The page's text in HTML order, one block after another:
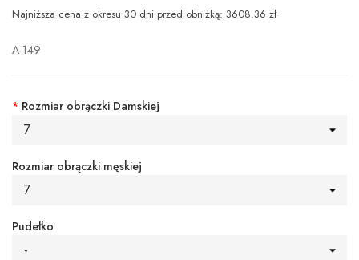
Najniższa cena z okresu 30 dni przed obniżką: 3608.36 zł
A-149
* Rozmiar obrączki Damskiej
7
Rozmiar obrączki męskiej
7
Pudełko
-